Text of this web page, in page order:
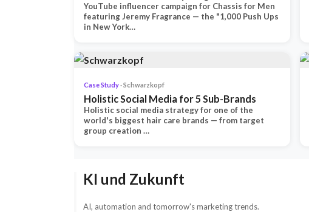
YouTube influencer campaign for Chassis for Men
featuring Jeremy Fragrance — the "1,000 Push Ups
in New York…
Case Study· Schwarzkopf
Holistic Social Media for 5 Sub-Brands
Holistic social media strategy for one of the
world's biggest hair care brands — from target
group creation …
KI und Zukunft
AI, automation and tomorrow's marketing trends.